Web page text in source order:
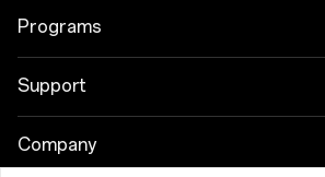
Tablet
Programs
Link your OnePlus Devices
Support
Συχνές ερωτήσεις Αγορών
Company